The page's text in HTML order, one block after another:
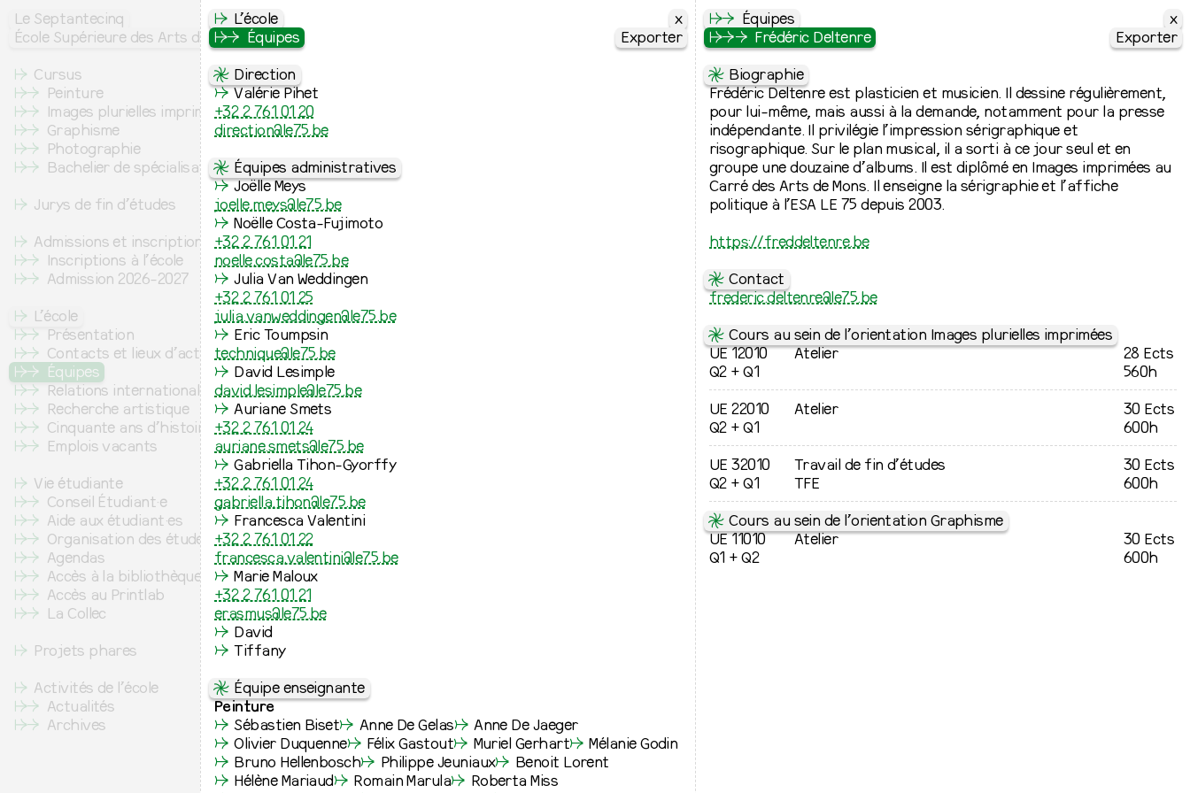
Le Septantecinq
École Supérieure des Arts de l’image
↦ Cursus
↦⇒ Peinture
↦⇒ Images plurielles imprimées
↦⇒ Graphisme
↦⇒ Photographie
↦⇒ Bachelier de spécialisation
↦ Jurys de fin d’études
↦ Admissions et inscription
↦⇒ Inscriptions à l’école
↦⇒ Admission 2026-2027
↦ L’école
↦⇒ Présentation
↦⇒ Contacts et lieux d’activité
↦⇒ Équipes
↦⇒ Relations internationales
↦⇒ Recherche artistique
↦⇒ Cinquante ans d’histoire
↦⇒ Emplois vacants
↦ Vie étudiante
↦⇒ Conseil Étudiant·e
↦⇒ Aide aux étudiant·es
↦⇒ Organisation des études
↦⇒ Agendas
↦⇒ Accès à la bibliothèque
↦⇒ Accès au Printlab
↦⇒ La Collec
↦ Projets phares
↦ Activités de l’école
↦⇒ Actualités
↦⇒ Archives
↦ L’école
↦⇒ Équipes
x
Exporter
⇋ Direction
↛ Valérie Pihet
+32 2 761 01 20
direction@le75.be
⇋ Équipes administratives
↛ Joëlle Meys
joelle.meys@le75.be
↛ Noëlle Costa-Fujimoto
+32 2 761 01 21
noelle.costa@le75.be
↛ Julia Van Weddingen
+32 2 761 01 25
julia.vanweddingen@le75.be
↛ Eric Toumpsin
technique@le75.be
↛ David Lesimple
david.lesimple@le75.be
↛ Auriane Smets
+32 2 761 01 24
auriane.smets@le75.be
↛ Gabriella Tihon-Gyorffy
+32 2 761 01 24
gabriella.tihon@le75.be
↛ Francesca Valentini
+32 2 761 01 22
francesca.valentini@le75.be
↛ Marie Maloux
+32 2 761 01 21
erasmus@le75.be
↛ David
↛ Tiffany
⇋ Équipe enseignante
Peinture
↛ Sébastien Biset↛ Anne De Gelas↛ Anne De Jaeger
↛ Olivier Duquenne↛ Félix Gastout↛ Muriel Gerhart↛ Mélanie Godin
↛ Bruno Hellenbosch↛ Philippe Jeuniaux↛ Benoit Lorent
↛ Hélène Mariaud↛ Romain Marula↛ Roberta Miss
↦⇒ Équipes
↦⇒⇒ Frédéric Deltenre
x
Exporter
⇋ Biographie
Frédéric Deltenre est plasticien et musicien. Il dessine régulièrement,
pour lui-même, mais aussi à la demande, notamment pour la presse
indépendante. Il privilégie l’impression sérigraphique et
risographique. Sur le plan musical, il a sorti à ce jour seul et en
groupe une douzaine d’albums. Il est diplômé en Images imprimées au
Carré des Arts de Mons. Il enseigne la sérigraphie et l’affiche
politique à l’ESA LE 75 depuis 2003.
https://freddeltenre.be
⇋ Contact
frederic.deltenre@le75.be
⇋ Cours au sein de l’orientation Images plurielles imprimées
UE 12010
Q2 + Q1
Atelier
28 Ects
560h
UE 22010
Q2 + Q1
Atelier
30 Ects
600h
UE 32010
Q2 + Q1
Travail de fin d’études
TFE
30 Ects
600h
⇋ Cours au sein de l’orientation Graphisme
UE 11010
Q1 + Q2
Atelier
30 Ects
600h